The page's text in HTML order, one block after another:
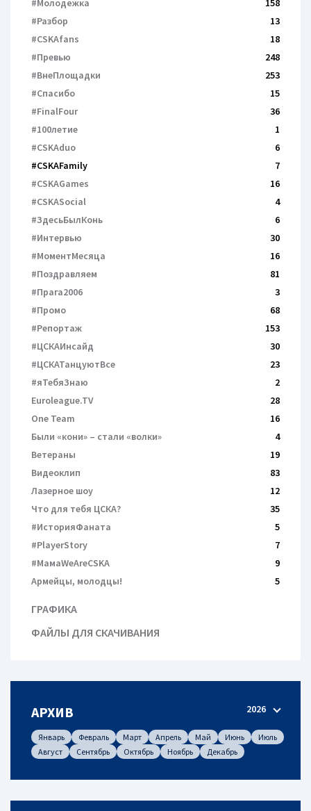
#Молодёжка
158
#Разбор
13
#CSKAfans
18
#Превью
248
#ВнеПлощадки
253
#Спасибо
15
#FinalFour
36
#100летие
1
#CSKAduo
6
#CSKAFamily
7
#CSKAGames
16
#CSKASocial
4
#ЗдесьБылКонь
6
#Интервью
30
#МоментМесяца
16
#Поздравляем
81
#Прага2006
3
#Промо
68
#Репортаж
153
#ЦСКАИнсайд
30
#ЦСКАТанцуютВсе
23
#яТебяЗнаю
2
Euroleague.TV
28
One Team
16
Были «кони» – cтали «волки»
4
Ветераны
19
Видеоклип
83
Лазерное шоу
12
Что для тебя ЦСКА?
35
#ИсторияФаната
5
#PlayerStory
7
#МамаWeAreCSKA
9
Армейцы, молодцы!
5
ГРАФИКА
ФАЙЛЫ ДЛЯ СКАЧИВАНИЯ
АРХИВ 2026
Январь Февраль Март Апрель Май Июнь
Июль
Август
Сентябрь Октябрь Ноябрь Декабрь